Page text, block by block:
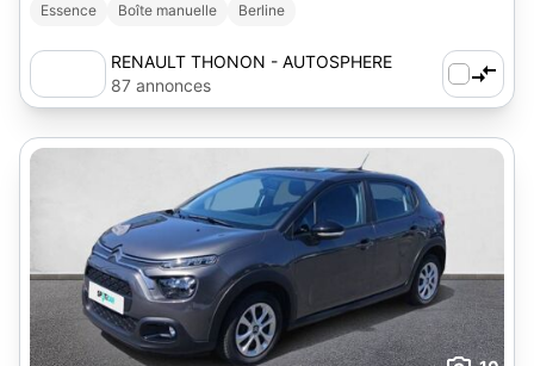
Essence
Boîte manuelle Berline
RENAULT THONON - AUTOSPHERE
87 annonces